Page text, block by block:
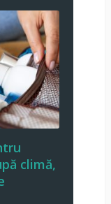
climă,